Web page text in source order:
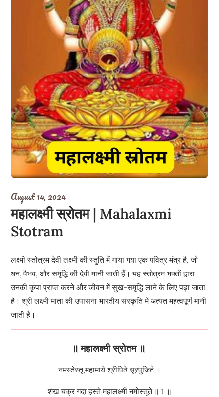
August 14, 2024
महालक्ष्मी स्रोतम | Mahalaxmi
Stotram
लक्ष्मी स्तोत्रम देवी लक्ष्मी की स्तुति में गाया गया एक पवित्र मंत्र है, जो
धन, वैभव, और समृद्धि की देवी मानी जाती हैं। यह स्तोत्रम भक्तों द्वारा
उनकी कृपा प्राप्त करने और जीवन में सुख-समृद्धि लाने के लिए पढ़ा जाता
है। श्री लक्ष्मी माता की उपासना भारतीय संस्कृति में अत्यंत महत्वपूर्ण मानी
जाती है।
॥ महालक्ष्मी स्रोतम ॥
नमस्तेस्तू महामाये श्रीपिठे सूरपुजिते ।
शंख चक्र गदा हस्ते महालक्ष्मी नमोस्तूते ॥ 1 ॥